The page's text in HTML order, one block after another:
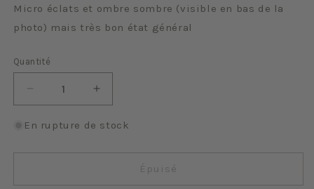
Micro éclats et ombre sombre (visible en bas de la
photo) mais très bon état général
Quantité
Quantité
Réduire
la
quantité
Cordes
Augmenter
la
quantité
Cordes
En rupture de stock
Épuisé